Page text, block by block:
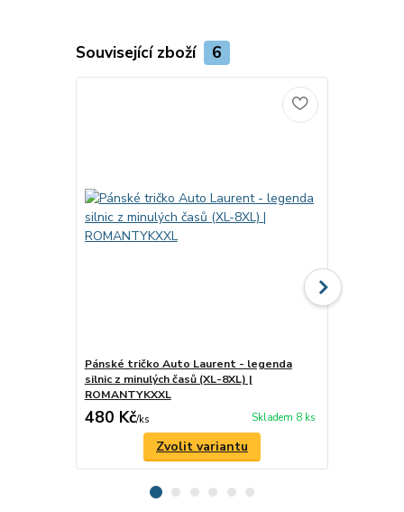
Související zboží 6
Pánské tričko Auto Laurent - legenda
silnic z minulých časů (XL-8XL) |
ROMANTYKXXL
480 Kč/ks Skladem 8 ks
Zvolit variantu